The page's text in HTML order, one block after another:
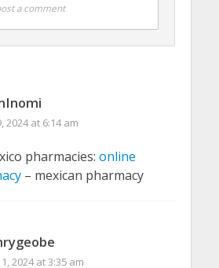
a comment
2024 at 6:14 am
pharmacies: online
– mexican pharmacy
2024 at 3:35 am